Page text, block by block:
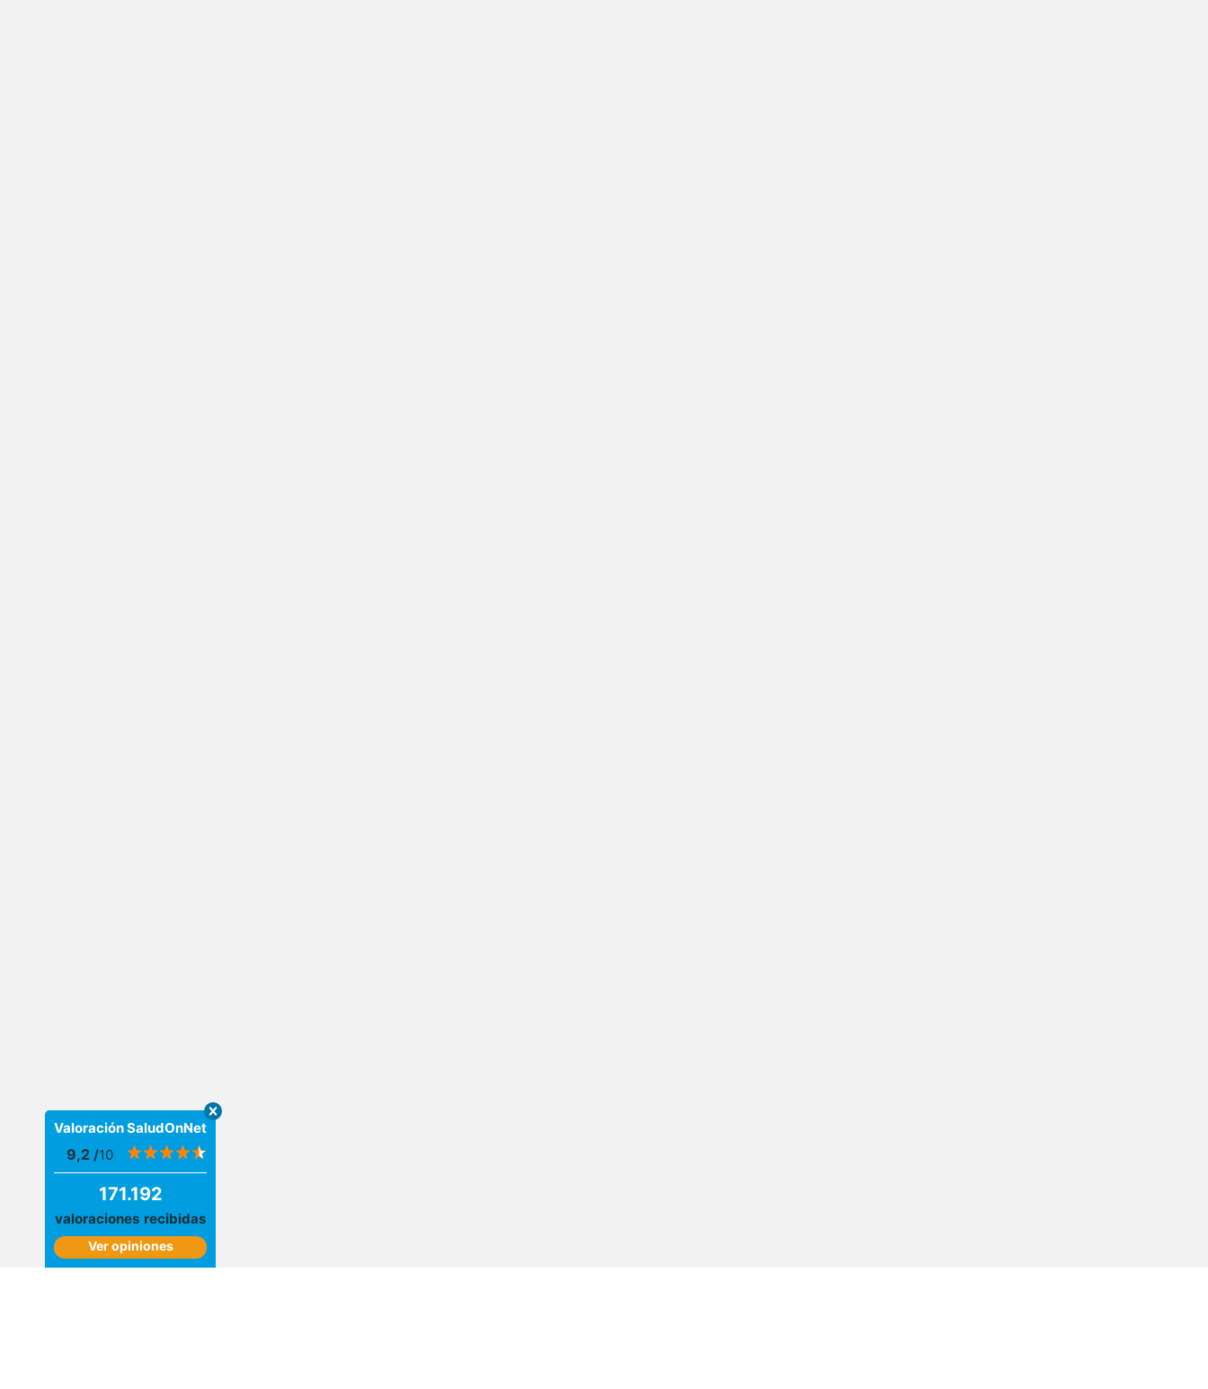
Valoración SaludOnNet
9,2 /10
171.192
valoraciones recibidas
Ver opiniones